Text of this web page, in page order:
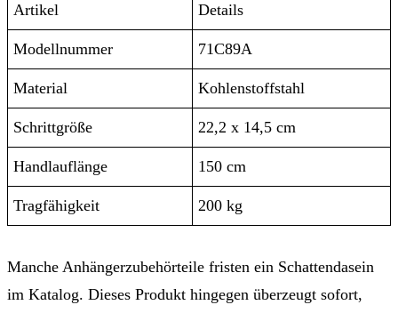
Artikel Details
Modellnummer 71C89A
Material Kohlenstoffstahl
Schrittgröße 22,2 x 14,5 cm
Handlauflänge 150 cm
Tragfähigkeit 200 kg
Manche Anhängerzubehörteile fristen ein Schattendasein
im Katalog. Dieses Produkt hingegen überzeugt sofort,